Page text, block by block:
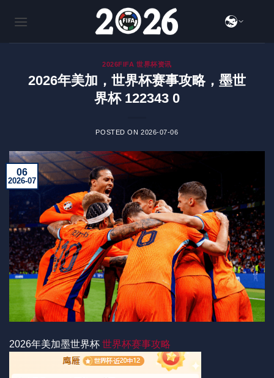
2026FIFA 世界杯资讯
2026年美加，世界杯赛事攻略，墨世
界杯 122343 0
POSTED ON 2026-07-06
06
2026-07
2026年美加墨世界杯 世界杯赛事攻略